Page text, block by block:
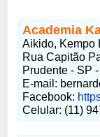
Academia
Aikido, Kempo
Rua Capitão
Prudente - SP
E-mail:
Facebook:
Celular: (11)